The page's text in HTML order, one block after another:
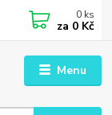
Menu
0 ks
za 0 Kč